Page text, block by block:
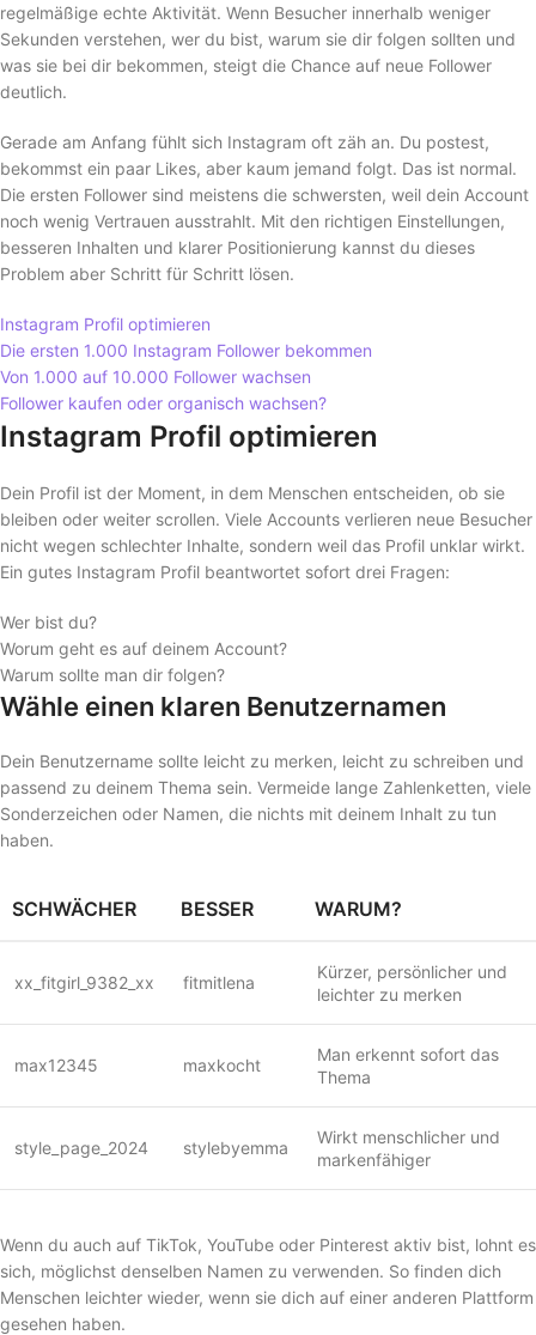
regelmäßige echte Aktivität. Wenn Besucher innerhalb weniger
Sekunden verstehen, wer du bist, warum sie dir folgen sollten und
was sie bei dir bekommen, steigt die Chance auf neue Follower
deutlich.
Gerade am Anfang fühlt sich Instagram oft zäh an. Du postest,
bekommst ein paar Likes, aber kaum jemand folgt. Das ist normal.
Die ersten Follower sind meistens die schwersten, weil dein Account
noch wenig Vertrauen ausstrahlt. Mit den richtigen Einstellungen,
besseren Inhalten und klarer Positionierung kannst du dieses
Problem aber Schritt für Schritt lösen.
Instagram Profil optimieren
Die ersten 1.000 Instagram Follower bekommen
Von 1.000 auf 10.000 Follower wachsen
Follower kaufen oder organisch wachsen?
Instagram Profil optimieren
Dein Profil ist der Moment, in dem Menschen entscheiden, ob sie
bleiben oder weiter scrollen. Viele Accounts verlieren neue Besucher
nicht wegen schlechter Inhalte, sondern weil das Profil unklar wirkt.
Ein gutes Instagram Profil beantwortet sofort drei Fragen:
Wer bist du?
Worum geht es auf deinem Account?
Warum sollte man dir folgen?
Wähle einen klaren Benutzernamen
Dein Benutzername sollte leicht zu merken, leicht zu schreiben und
passend zu deinem Thema sein. Vermeide lange Zahlenketten, viele
Sonderzeichen oder Namen, die nichts mit deinem Inhalt zu tun
haben.
SCHWÄCHER BESSER WARUM?
xx_fitgirl_9382_xx fitmitlena
Kürzer, persönlicher und
leichter zu merken
max12345 maxkocht
Man erkennt sofort das
Thema
style_page_2024 stylebyemma
Wirkt menschlicher und
markenfähiger
Wenn du auch auf TikTok, YouTube oder Pinterest aktiv bist, lohnt es
sich, möglichst denselben Namen zu verwenden. So finden dich
Menschen leichter wieder, wenn sie dich auf einer anderen Plattform
gesehen haben.